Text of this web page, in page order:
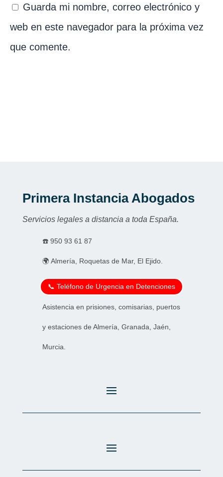
Guarda mi nombre, correo electrónico y
web en este navegador para la próxima vez
que comente.
Primera Instancia Abogados
Servicios legales a distancia a toda España.
☎️ 950 93 61 87
🌍 Almería, Roquetas de Mar, El Ejido.
📞 Teléfono de Urgencia en Detenciones
Asistencia en prisiones, comisarias, puertos
y estaciones de Almería, Granada, Jaén,
Murcia.